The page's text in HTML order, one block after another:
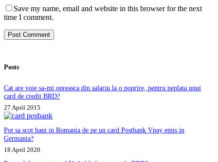
Save my name, email and website in this browser for the next
time I comment.
Post Comment
Posts
Cat are voie sa-mi opreasca din salariu la o poprire, pentru neplata unui
card de credit BRD?
27 April 2015
Pot sa scot bani in Romania de pe un card Postbank Vpay emis in
Germania?
18 April 2020